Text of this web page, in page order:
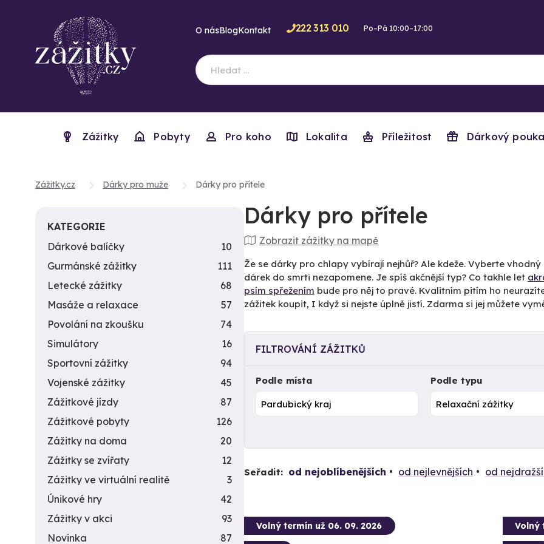
O násBlogKontakt 222 313 010 Po–Pá 10:00–17:00
Zážitky Pobyty Pro koho Lokalita Příležitost Dárkový
Zážitky.cz Dárky pro muže Dárky pro přítele
Dárky pro přítele
Zobrazit zážitky na mapě
Že se dárky pro chlapy vybírají nejhůř? Ale kdeže. Vyberte
dárek do smrti nezapomene. Je spíš akčnější typ? Co takhle let
psím spřežením bude pro něj to pravé. Kvalitním pitím ho
zážitek koupit, I když si nejste úplně jistí. Zdarma si jej můžete
FILTROVÁNÍ ZÁŽITKŮ
Podle místa Podle typu
Seřadit: od nejoblíbenějších od nejlevnějších od
Volný termín už 06. 09. 2026 Volný
KATEGORIE
Dárkové balíčky
10
Gurmánské zážitky
111
Letecké zážitky
68
Masáže a relaxace
57
Povolání na zkoušku
74
Simulátory
16
Sportovní zážitky
94
Vojenské zážitky
45
Zážitkové jízdy
87
Zážitkové pobyty
126
Zážitky na doma
20
Zážitky se zvířaty
12
Zážitky ve virtuální realitě
3
Únikové hry
42
Zážitky v akci
93
Novinka
87